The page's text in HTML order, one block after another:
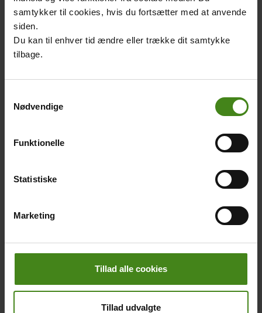
samtykker til cookies, hvis du fortsætter med at anvende
siden.
Du kan til enhver tid ændre eller trække dit samtykke
tilbage.
Nødvendige
Funktionelle
Statistiske
Marketing
Tillad alle cookies
Tillad udvalgte
med Andreinas
skoleprojekt om sin nahual.
Body
menu
Skole og fritid
Religion og tro
Maya-folk
Lær at tælle til ti